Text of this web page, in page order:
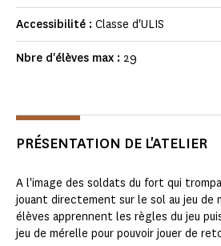
Accessibilité : Classe d'ULIS
Nbre d'élèves max : 29
PRÉSENTATION DE L'ATELIER
A l'image des soldats du fort qui
jouant directement sur le sol au jeu de
élèves apprennent les règles du jeu
jeu de mérelle pour pouvoir jouer de